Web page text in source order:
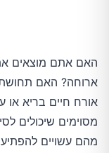
סיכום
האם אתם מוצאים
ארוחה? האם
אורח חיים בריא או
מסוימים שיכולים
מהם עשויים